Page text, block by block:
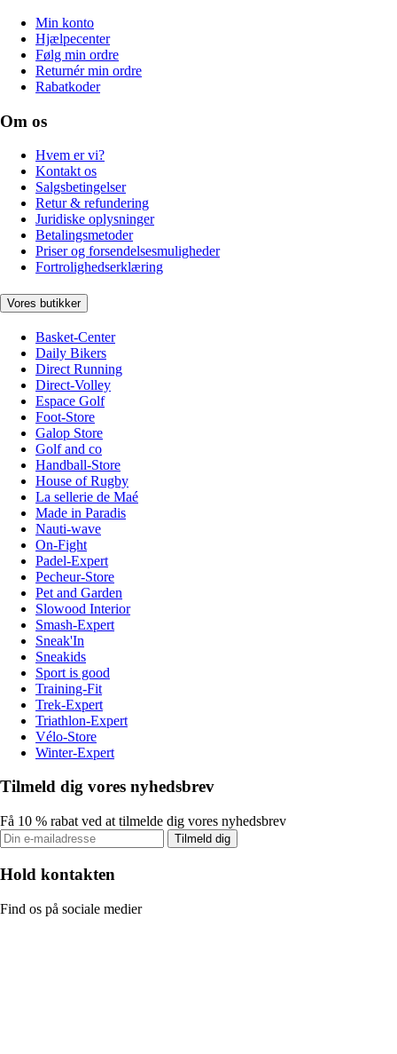
Min konto
Hjælpecenter
Følg min ordre
Returnér min ordre
Rabatkoder
Om os
Hvem er vi?
Kontakt os
Salgsbetingelser
Retur & refundering
Juridiske oplysninger
Betalingsmetoder
Priser og forsendelsesmuligheder
Fortrolighedserklæring
Vores butikker
Basket-Center
Daily Bikers
Direct Running
Direct-Volley
Espace Golf
Foot-Store
Galop Store
Golf and co
Handball-Store
House of Rugby
La sellerie de Maé
Made in Paradis
Nauti-wave
On-Fight
Padel-Expert
Pecheur-Store
Pet and Garden
Slowood Interior
Smash-Expert
Sneak'In
Sneakids
Sport is good
Training-Fit
Trek-Expert
Triathlon-Expert
Vélo-Store
Winter-Expert
Tilmeld dig vores nyhedsbrev
Få 10 % rabat ved at tilmelde dig vores nyhedsbrev
Tilmeld dig
Hold kontakten
Find os på sociale medier